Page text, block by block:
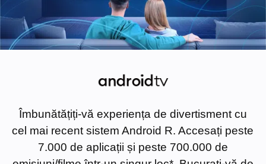
Îmbunătățiți-vă experiența de divertisment cu
cel mai recent sistem Android R. Accesați peste
7.000 de aplicații și peste 700.000 de